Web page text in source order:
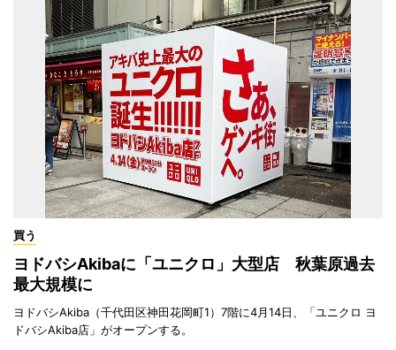
買う
ヨドバシAkibaに「ユニクロ」大型店 秋葉原過去
最大規模に
ヨドバシAkiba（千代田区神田花岡町1）7階に4月14日、「ユニクロ ヨ
ドバシAkiba店」がオープンする。